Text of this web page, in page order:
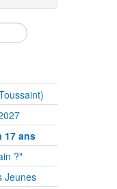
17 ans
?"
Jeunes